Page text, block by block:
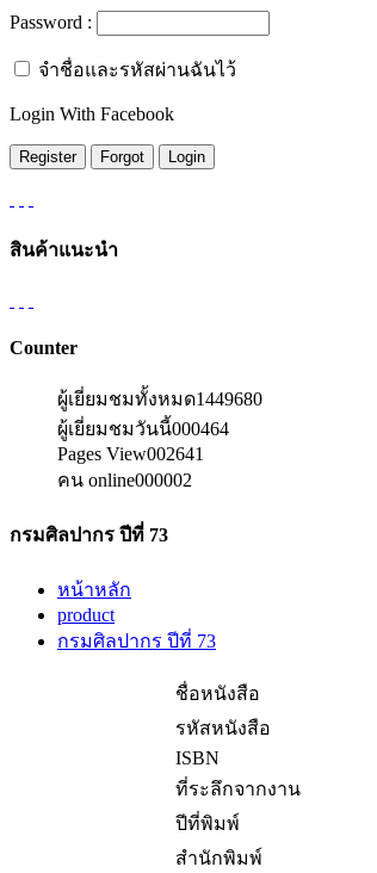
Password :
จำชื่อและรหัสผ่านฉันไว้
Login With Facebook
สินค้าแนะนำ
Counter
ผู้เยี่ยมชมทั้งหมด1449680
ผู้เยี่ยมชมวันนี้000464
Pages View002641
คน online000002
กรมศิลปากร ปีที่ 73
หน้าหลัก
product
กรมศิลปากร ปีที่ 73
ชื่อหนังสือ
รหัสหนังสือ
ISBN
ที่ระลึกจากงาน
ปีที่พิมพ์
สำนักพิมพ์